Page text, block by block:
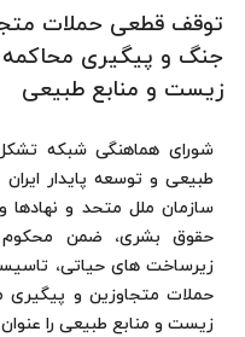
توقف قطعی حملات
جنگ و پیگیری
زیست و منابع طبیعی
شورای هماهنگی شبکه
طبیعی و توسعه پایدار
سازمان ملل متحد و
حقوق بشری، ضمن محکوم
زیرساخت های حیاتی،
حملات متجاوزین و
زیست و منابع طبیعی را